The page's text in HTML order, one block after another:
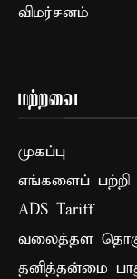
விமர்சனம்
மற்றவை
முகப்பு
எங்களைப் பற்றி
ADS Tariff
வலைத்தள
தனித்தன்மை